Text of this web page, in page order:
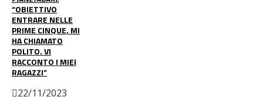
“OBIETTIVO
ENTRARE NELLE
PRIME CINQUE, MI
HA CHIAMATO
POLITO. VI
RACCONTO I MIEI
RAGAZZI”
22/11/2023